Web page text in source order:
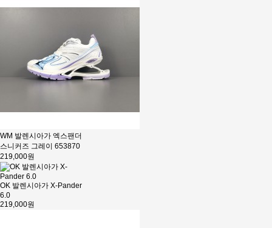
WM 발렌시아가 엑스팬더
스니커즈 그레이 653870
219,000원
OK 발렌시아가 X-Pander
6.0
219,000원